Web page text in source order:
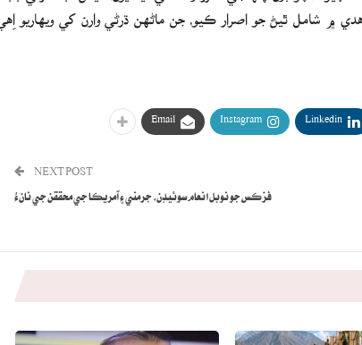
۾ شامل ٿيڻ جو اصرار ڪيو، جن ماڻهن ڌرڻي وارن کي ويهاريو اِهي
Linkedin
Instagram
Email
NEXT POST
فزڪس جو نوبل انعام سوئيڊن، جرمني ۽ آمريڪا جي محققن جي نانءُ